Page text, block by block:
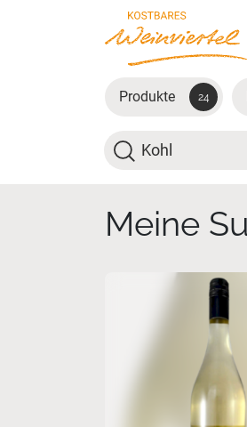
Zum Hauptinhalt springen
Produkte 24
Suche
Meine